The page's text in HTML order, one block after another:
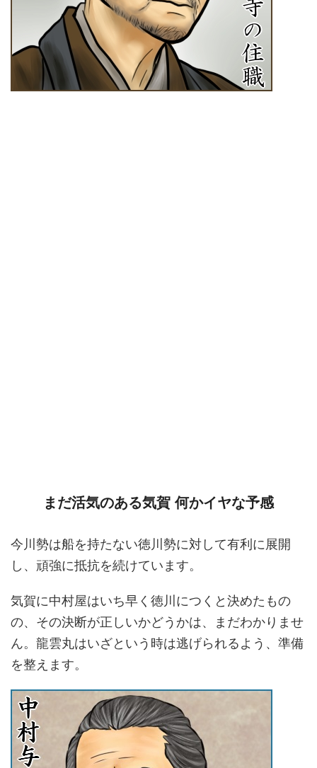
まだ活気のある気賀 何かイヤな予感
今川勢は船を持たない徳川勢に対して有利に展開
し、頑強に抵抗を続けています。
気賀に中村屋はいち早く徳川につくと決めたもの
の、その決断が正しいかどうかは、まだわかりませ
ん。龍雲丸はいざという時は逃げられるよう、準備
を整えます。